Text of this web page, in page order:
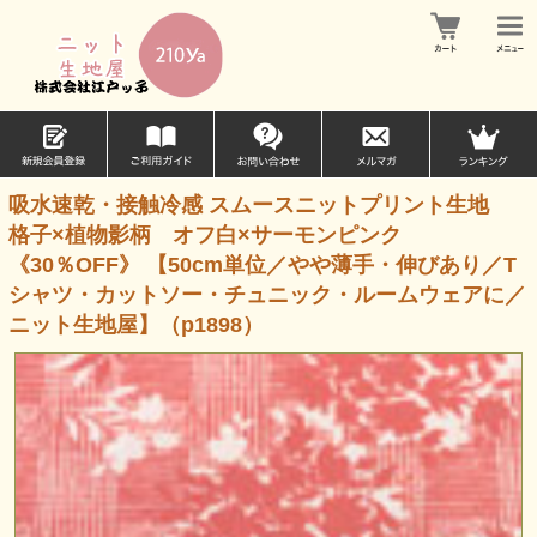
吸水速乾・接触冷感 スムースニットプリント生地
格子×植物影柄 オフ白×サーモンピンク
《30％OFF》 【50cm単位／やや薄手・伸びあり／T
シャツ・カットソー・チュニック・ルームウェアに／
ニット生地屋】（p1898）